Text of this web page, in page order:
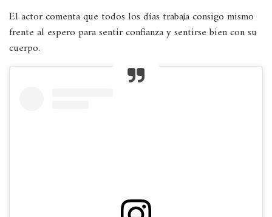
El actor comenta que todos los días trabaja consigo mismo
frente al espero para sentir confianza y sentirse bien con su
cuerpo.